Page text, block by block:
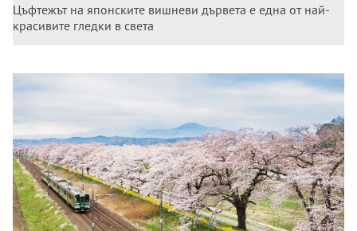
Цъфтежът на японските вишневи дървета е една от най-
красивите гледки в света